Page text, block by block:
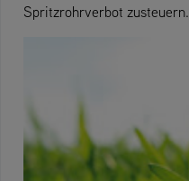
Spritzrohrverbot zusteuern.